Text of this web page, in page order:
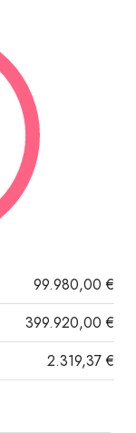
99.980,00 €
399.920,00 €
2.319,37 €